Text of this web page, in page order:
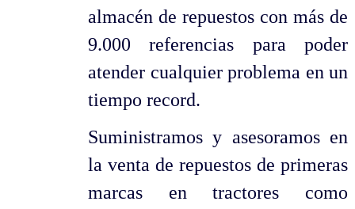
almacén de repuestos con más de
9.000 referencias para poder
atender cualquier problema en un
tiempo record.
Suministramos y asesoramos en
la venta de repuestos de primeras
marcas en tractores como